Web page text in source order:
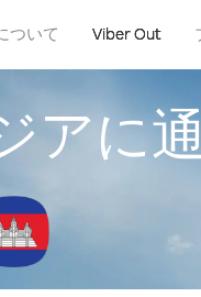
ついて Viber Out
アに